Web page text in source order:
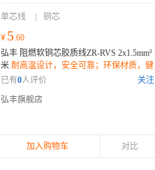
单芯线 铜芯
¥ 5.60
弘丰 阻燃软铜芯胶质线ZR-RVS 2x1.5mm²
米 耐高温设计，安全可靠；环保材质，健
康无忧；柔软耐用，安装便捷；
已有0人评价
关注
弘丰旗舰店
加入购物车 对比